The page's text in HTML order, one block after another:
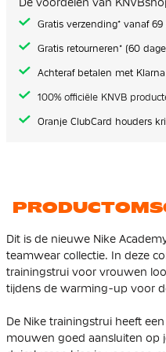
gallerij
Gratis verzending* vanaf 69
Gratis retourneren* (60
Achteraf betalen met Klarna
100% officiële KNVB
Oranje ClubCard houders
Dit is de nieuwe Nike
teamwear collectie. In deze
trainingstrui voor vrouwen
tijdens de warming-up voor
De Nike trainingstrui heeft
mouwen goed aansluiten op